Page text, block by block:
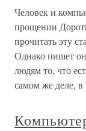
Человек и
прощении
прочитать эту
Однако пишет
людям то, что
самом же деле, в